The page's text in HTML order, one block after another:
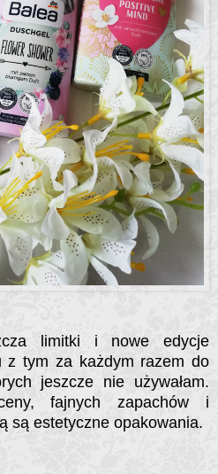
limitki i nowe edycje
z tym za każdym razem do
jeszcze nie używałam.
fajnych zapachów i
są estetyczne opakowania.